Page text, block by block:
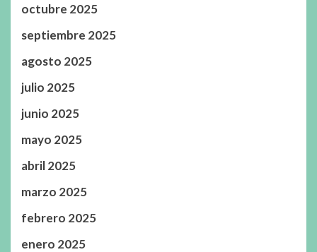
octubre 2025
septiembre 2025
agosto 2025
julio 2025
junio 2025
mayo 2025
abril 2025
marzo 2025
febrero 2025
enero 2025